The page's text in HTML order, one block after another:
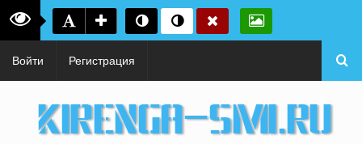
Войти Регистрация